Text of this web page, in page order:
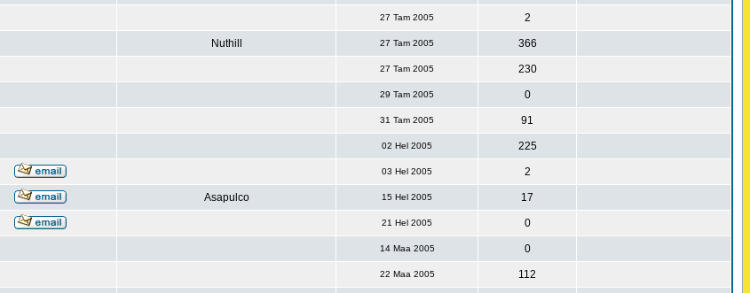
27 Tam 2005 2
Nuthill 27 Tam 2005 366
27 Tam 2005 230
29 Tam 2005 0
31 Tam 2005 91
02 Hel 2005 225
03 Hel 2005 2
Asapulco 15 Hel 2005 17
21 Hel 2005 0
14 Maa 2005 0
22 Maa 2005 112